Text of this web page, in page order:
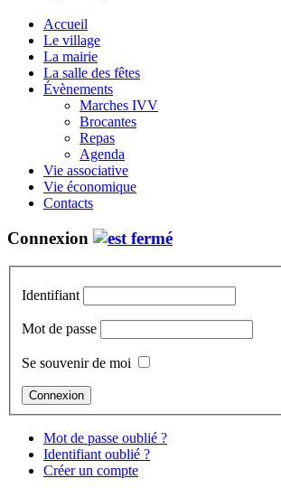
Accueil
Le village
La mairie
La salle des fêtes
Évènements
Marches IVV
Brocantes
Repas
Agenda
Vie associative
Vie économique
Contacts
Connexion
Identifiant
Mot de passe
Se souvenir de moi
Mot de passe oublié ?
Identifiant oublié ?
Créer un compte